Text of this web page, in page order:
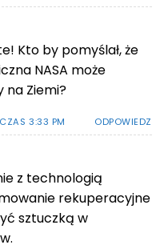
Kto by pomyślał, że
NASA może
Ziemi?
3:33 PM ODPOWIEDZ
z technologią
rekuperacyjne
sztuczką w